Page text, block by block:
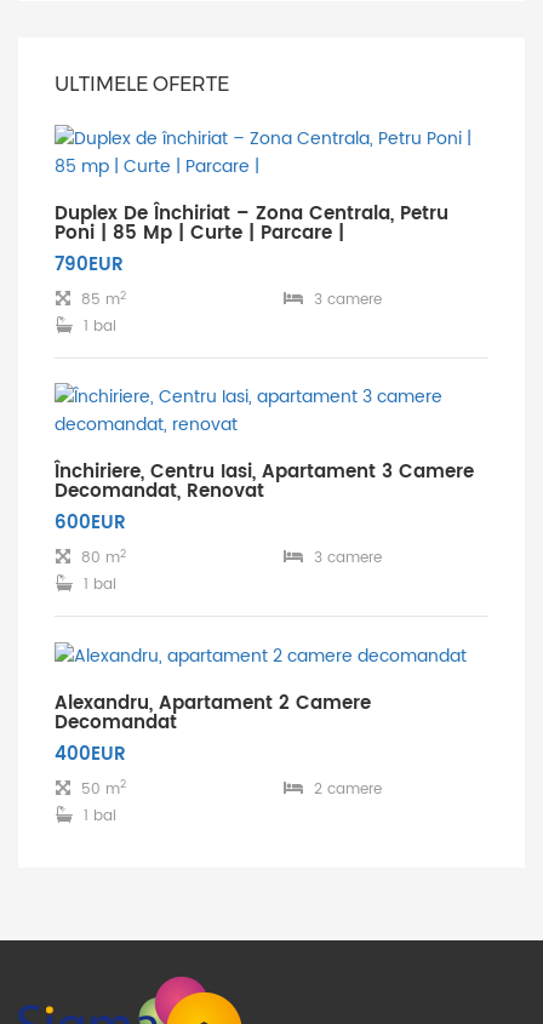
ULTIMELE OFERTE
Duplex De Închiriat – Zona Centrala, Petru
Poni | 85 Mp | Curte | Parcare |
790EUR
85 m2
3 camere
1 bai
Închiriere, Centru Iasi, Apartament 3 Camere
Decomandat, Renovat
600EUR
80 m2
3 camere
1 bai
Alexandru, Apartament 2 Camere
Decomandat
400EUR
50 m2
2 camere
1 bai